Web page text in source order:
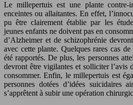
Le millepertuis est une plante contre-
enceintes ou allaitantes. En effet,
pu être clairement établie par les
jeunes enfants ne doivent pas en
d’Alzheimer et de schizophrénie
avec cette plante. Quelques rares cas
été rapportés. De plus, les personnes
devront être vigilantes et solliciter l’avis
consommer. Enfin, le millepertuis est
personnes dotées d’idées suicidaires
s’apprêtent à subir une opération